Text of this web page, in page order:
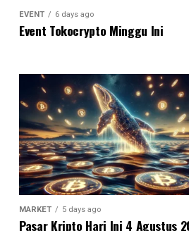
EVENT 6 days ago
Event Tokocrypto Minggu Ini
MARKET 5 days ago
Pasar Kripto Hari Ini 4 Agustus